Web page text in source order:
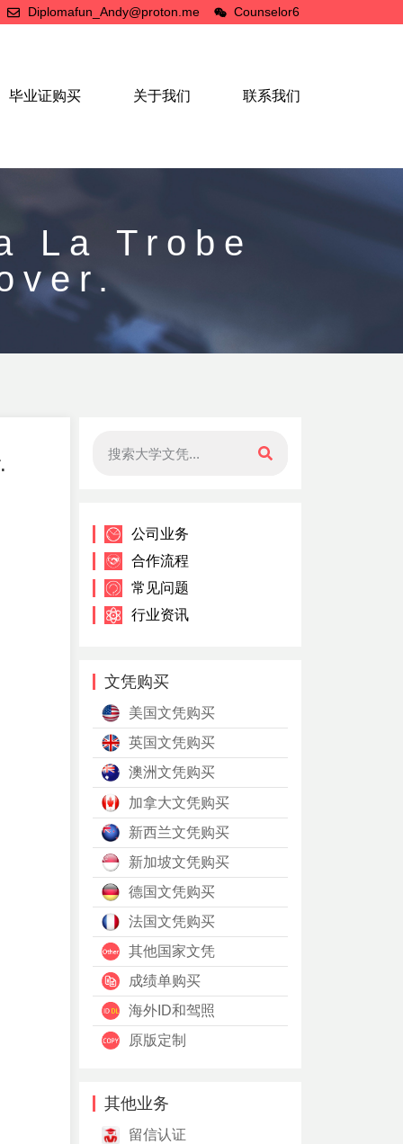
Diplomafun_Andy@proton.me Counselor6
毕业证购买 关于我们 联系我们
La Trobe
公司业务
合作流程
常见问题
行业资讯
文凭购买
美国文凭购买
英国文凭购买
澳洲文凭购买
加拿大文凭购买
新西兰文凭购买
新加坡文凭购买
德国文凭购买
法国文凭购买
其他国家文凭
成绩单购买
海外ID和驾照
原版定制
其他业务
留信认证